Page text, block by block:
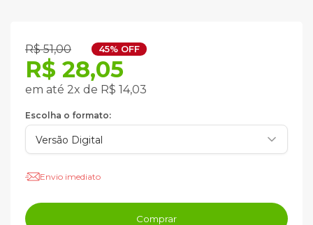
R$ 51,00 45% OFF
R$ 28,05
em até 2x de R$ 14,03
Escolha o formato:
Envio imediato
Comprar